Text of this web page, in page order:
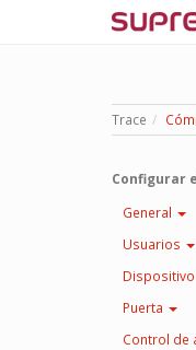
Trace
Configurar
General
Usuarios
Dispositivo
Puerta
Control de